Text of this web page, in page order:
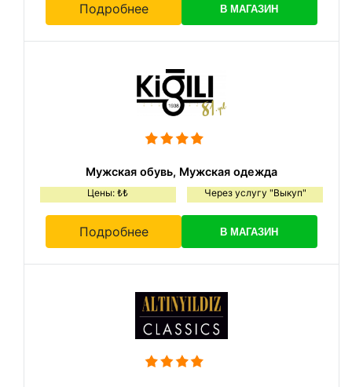
Подробнее В МАГАЗИН
Мужская обувь, Мужская одежда
Цены: ₺₺ Через услугу "Выкуп"
Подробнее В МАГАЗИН